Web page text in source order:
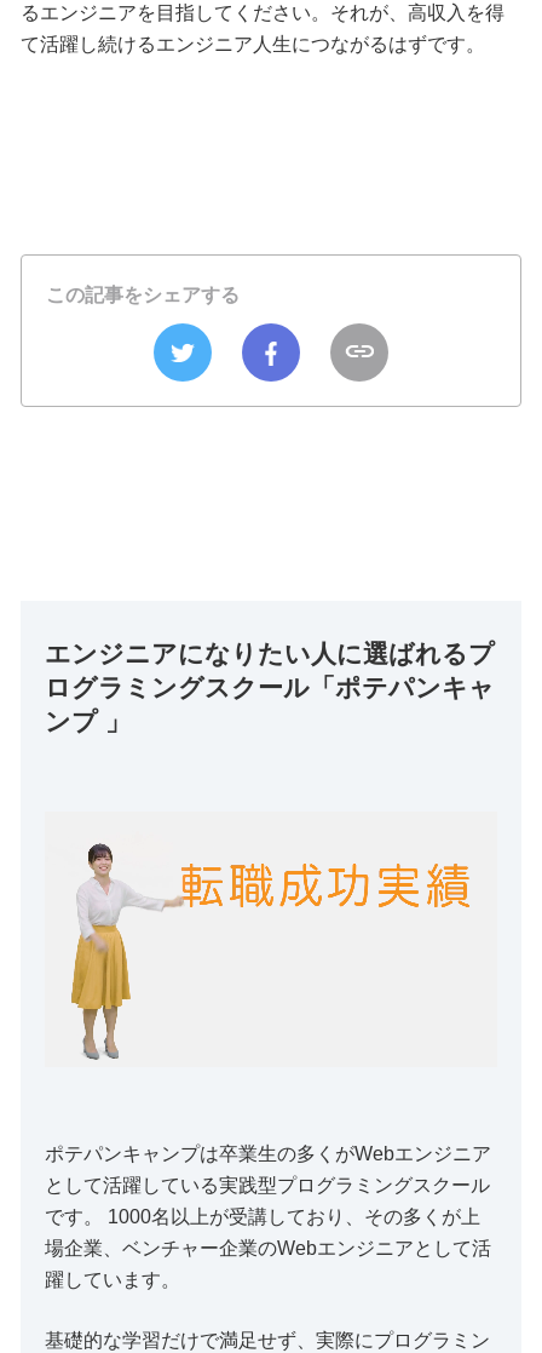
るエンジニアを目指してください。それが、高収入を得
て活躍し続けるエンジニア人生につながるはずです。
この記事をシェアする
エンジニアになりたい人に選ばれるプ
ログラミングスクール「ポテパンキャ
ンプ 」
ポテパンキャンプは卒業生の多くがWebエンジニア
として活躍している実践型プログラミングスクール
です。 1000名以上が受講しており、その多くが上
場企業、ベンチャー企業のWebエンジニアとして活
躍しています。
基礎的な学習だけで満足せず、実際にプログラミン